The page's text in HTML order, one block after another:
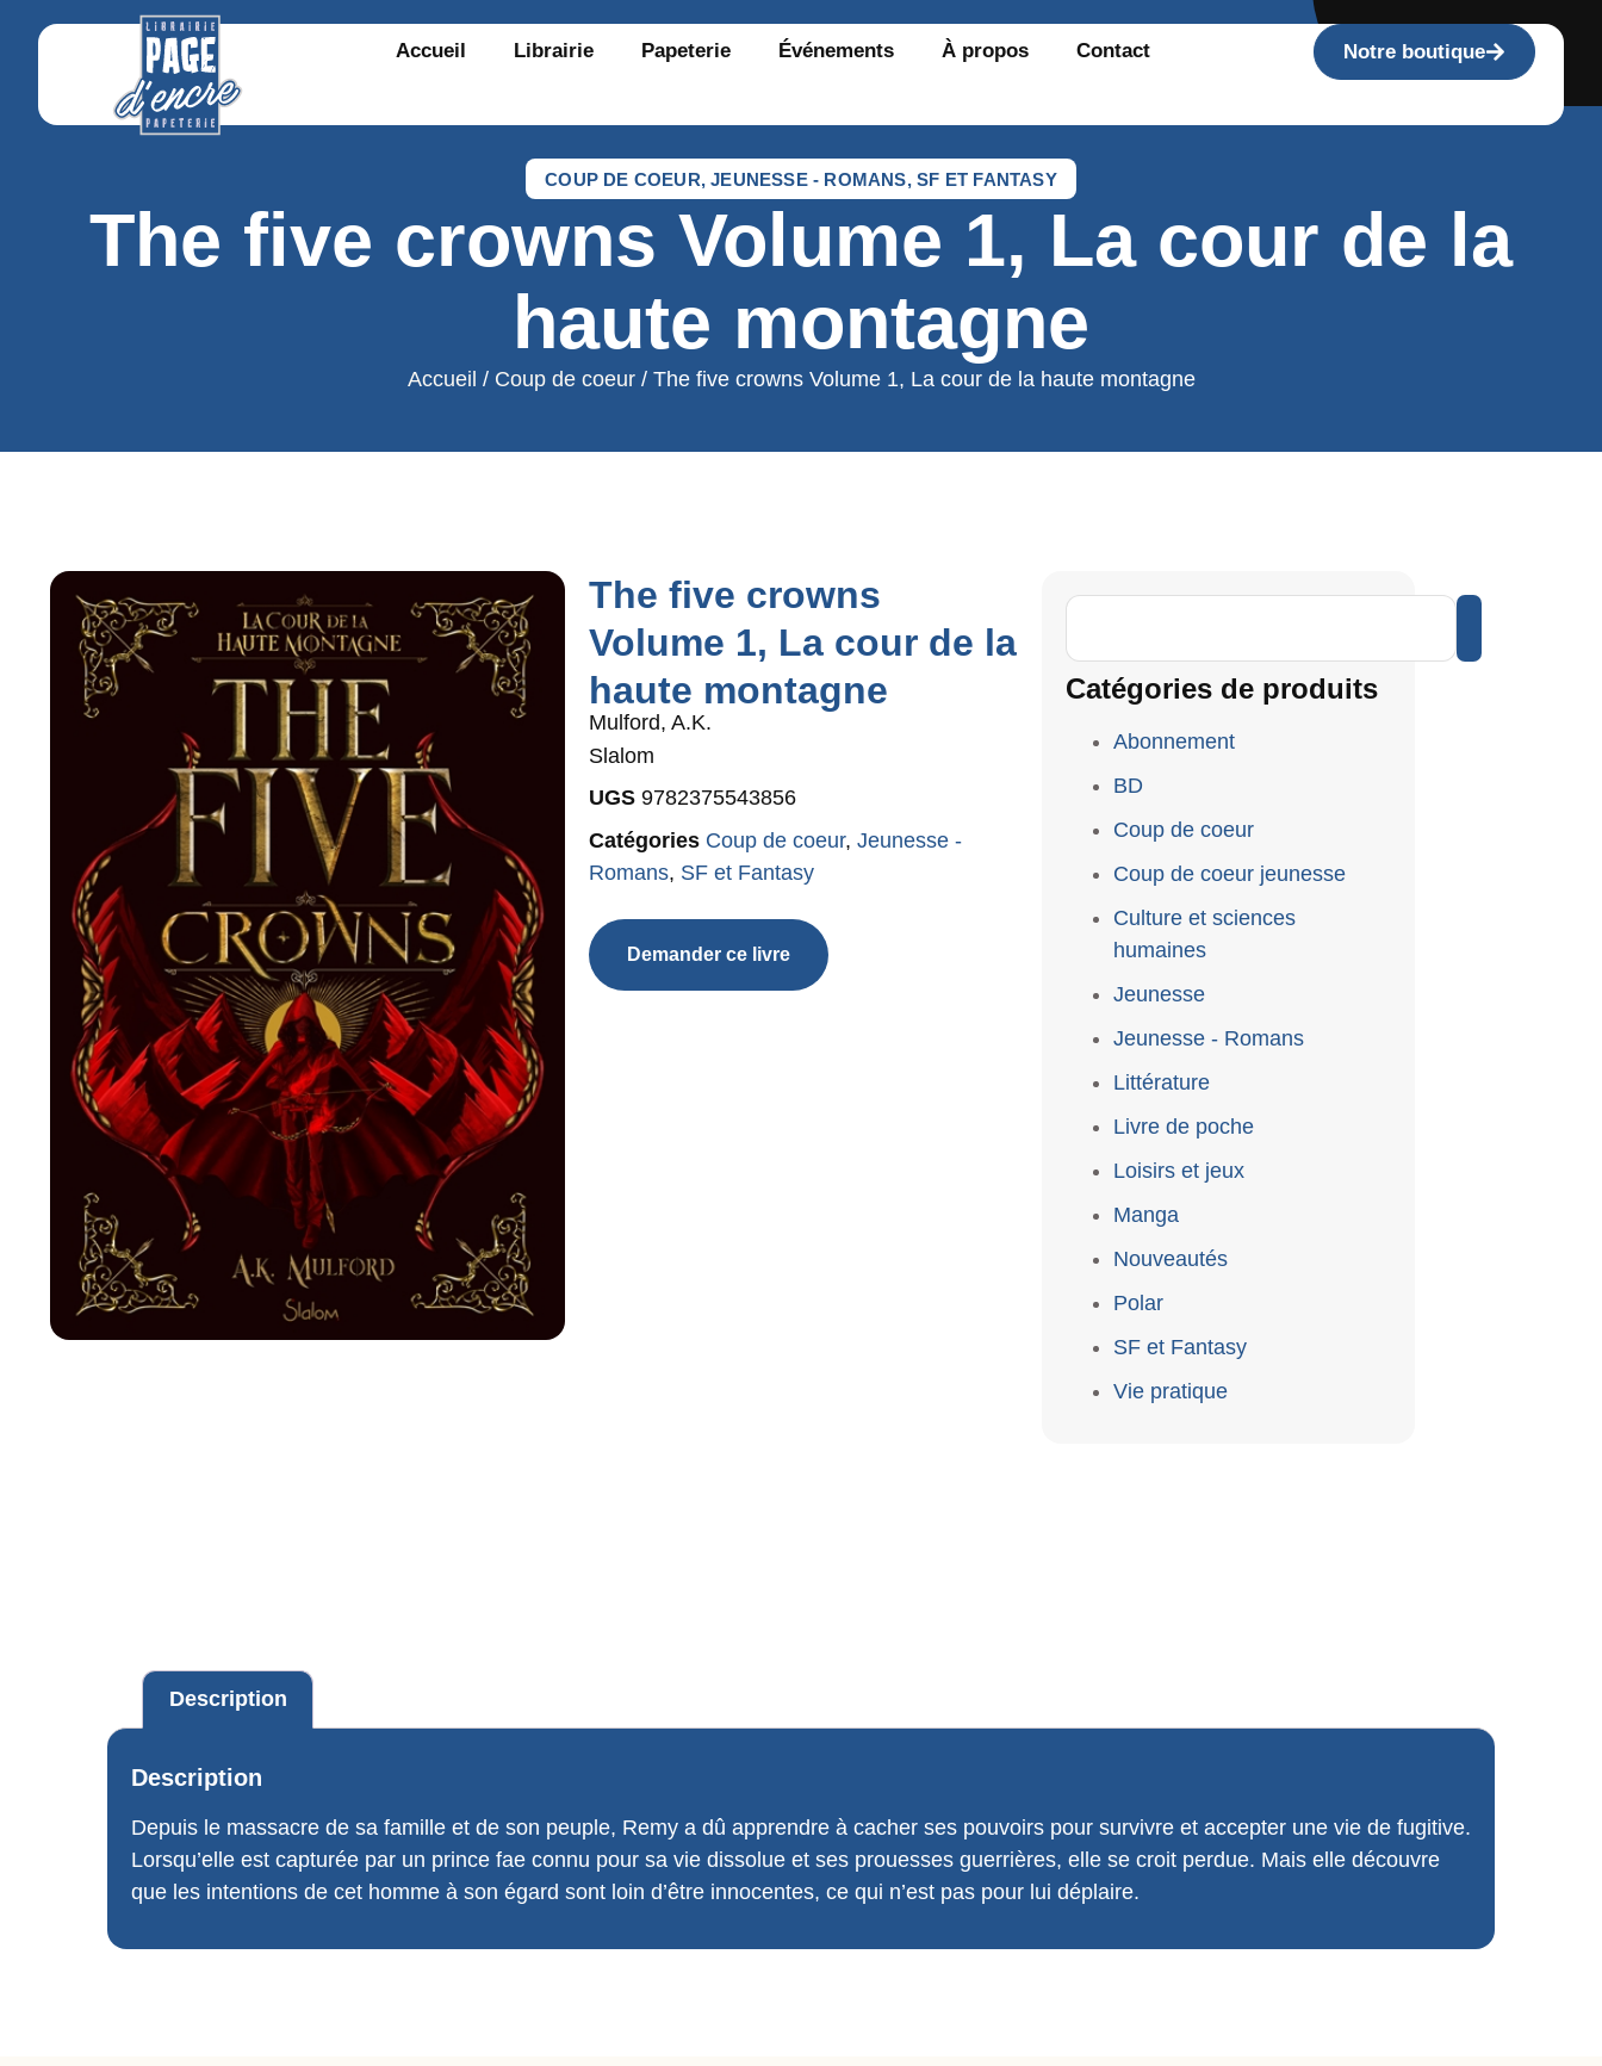
Accueil Librairie Papeterie Événements À propos Contact Notre boutique
COUP DE COEUR,JEUNESSE - ROMANS,SF ET FANTASY
The five crowns Volume 1, La cour de la
haute montagne
Accueil / Coup de coeur/ The five crowns Volume 1, La cour de la haute montagne
The five crowns
Volume 1, La cour de la
haute montagne
Mulford, A.K.
Slalom
UGS 9782375543856
Catégories Coup de coeur, Jeunesse -
Romans, SF et Fantasy
Demander ce livre
Catégories de produits
Abonnement
BD
Coup de coeur
Coup de coeur jeunesse
Culture et sciences
humaines
Jeunesse
Jeunesse - Romans
Littérature
Livre de poche
Loisirs et jeux
Manga
Nouveautés
Polar
SF et Fantasy
Vie pratique
Description
Description
Depuis le massacre de sa famille et de son peuple, Remy a dû apprendre à cacher ses pouvoirs pour survivre et accepter une vie de fugitive.
Lorsqu’elle est capturée par un prince fae connu pour sa vie dissolue et ses prouesses guerrières, elle se croit perdue. Mais elle découvre
que les intentions de cet homme à son égard sont loin d’être innocentes, ce qui n’est pas pour lui déplaire.